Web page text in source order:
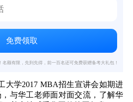
额有限，先到先得，前一百名还可免费获赠备考大礼包！
大学2017 MBA招生宣讲会如期进
与华工老师面对面交流，了解华